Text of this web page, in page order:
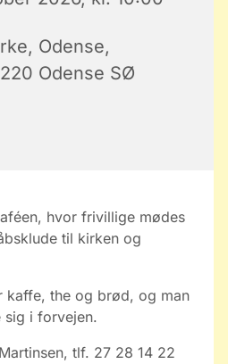
Odense,
Odense SØ
hvor frivillige mødes
til kirken og
kaffe, the og brød, og man
sig i forvejen.
tlf. 27 28 14 22